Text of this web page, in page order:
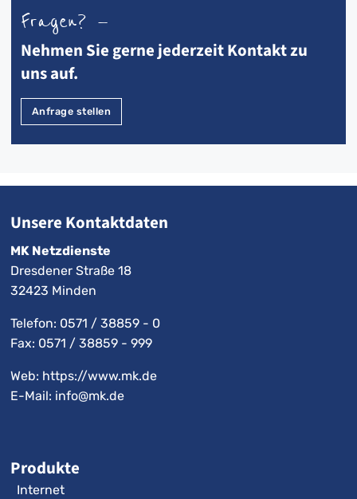
Fragen? —
Nehmen Sie gerne jederzeit Kontakt zu
uns auf.
Anfrage stellen
Unsere Kontaktdaten
MK Netzdienste
Dresdener Straße 18
32423 Minden
Telefon: 0571 / 38859 - 0
Fax: 0571 / 38859 - 999
Web: https://www.mk.de
E-Mail: info@mk.de
Produkte
Internet